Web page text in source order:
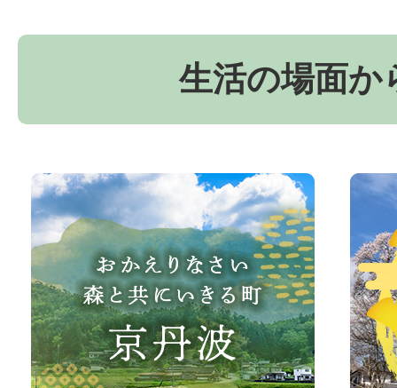
生活の場面か
お
か
え
り
な
さ
京
波
町
観
光